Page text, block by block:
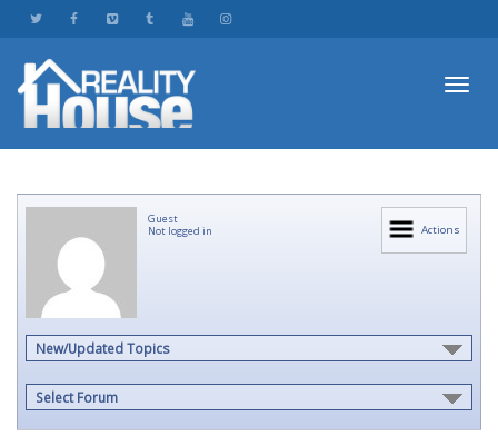
Actions
Guest
Not logged in
New/Updated Topics
Select Forum